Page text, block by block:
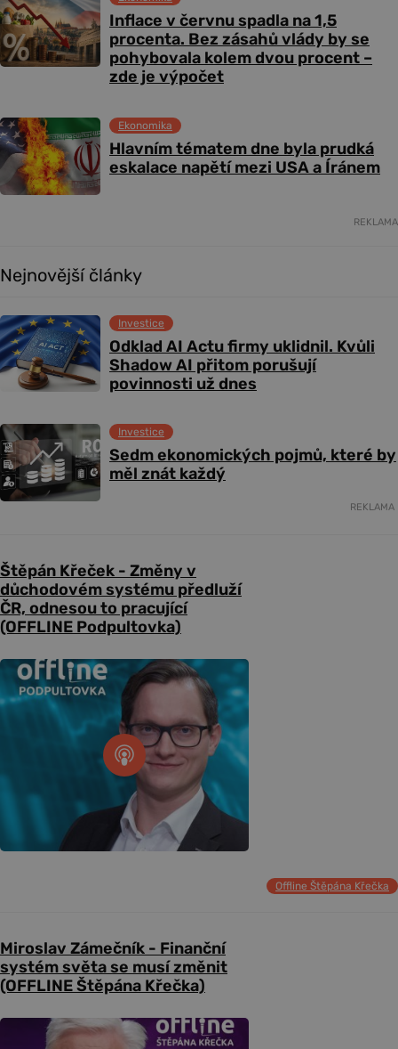
Inflace v červnu spadla na 1,5
procenta. Bez zásahů vlády by se
pohybovala kolem dvou procent –
zde je výpočet
Hlavním tématem dne byla prudká
eskalace napětí mezi USA a Íránem
Ekonomika
REKLAMA
Nejnovější články
Odklad AI Actu firmy uklidnil. Kvůli
Shadow AI přitom porušují
povinnosti už dnes
Investice
Sedm ekonomických pojmů, které by
měl znát každý
Investice
REKLAMA
Štěpán Křeček - Změny v
důchodovém systému předluží
ČR, odnesou to pracující
(OFFLINE Podpultovka)
Offline Štěpána Křečka
Miroslav Zámečník - Finanční
systém světa se musí změnit
(OFFLINE Štěpána Křečka)